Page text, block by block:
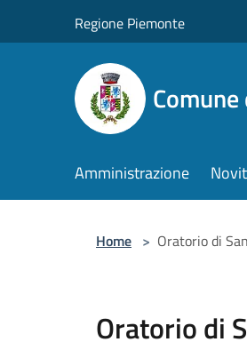
Regione Piemonte
Amministrazione
Home > Oratorio di
Oratorio di